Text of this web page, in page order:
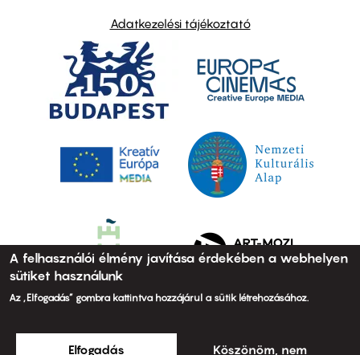
Adatkezelési tájékoztató
A felhasználói élmény javítása érdekében a webhelyen
sütiket használunk
Az „Elfogadás” gombra kattintva hozzájárul a sütik létrehozásához.
Elfogadás Köszönöm, nem